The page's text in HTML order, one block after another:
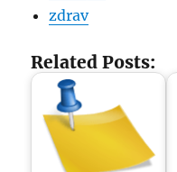
zdrav
Related Posts: